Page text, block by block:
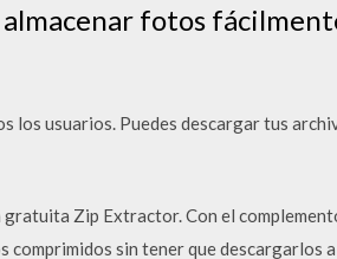
fotos
los usuarios. Puedes descargar tus
Zip Extractor. Con el
comprimidos sin tener que descargarlos